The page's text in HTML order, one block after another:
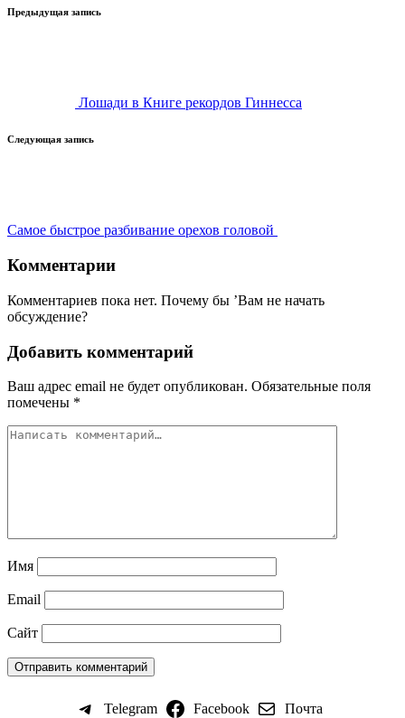
Навигация
Предыдущая запись
Лошади в Книге рекордов Гиннесса
Следующая запись
Самое быстрое разбивание орехов головой
Комментарии
Комментариев пока нет. Почему бы ’Вам не начать
обсуждение?
Добавить комментарий
Ваш адрес email не будет опубликован. Обязательные поля
помечены *
Имя
Email
Сайт
Telegram Facebook Почта